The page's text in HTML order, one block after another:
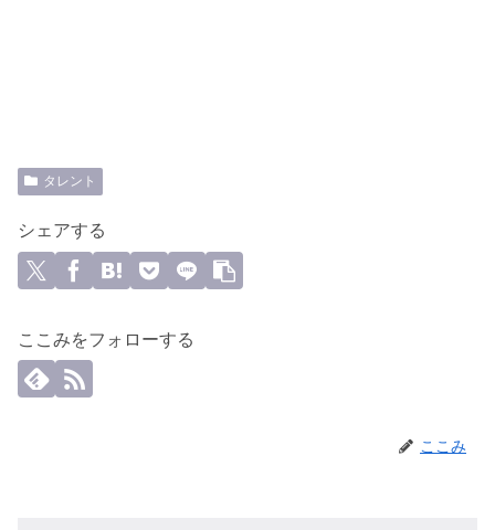
タレント
シェアする
ここみをフォローする
ここみ